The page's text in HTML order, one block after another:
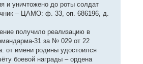
и уничтожено до роты солдат
– ЦАМО: ф. 33, оп. 686196, д.
получило реализацию в
31 за № 029 от 22
от имени родины удостоился
боевой награды – ордена